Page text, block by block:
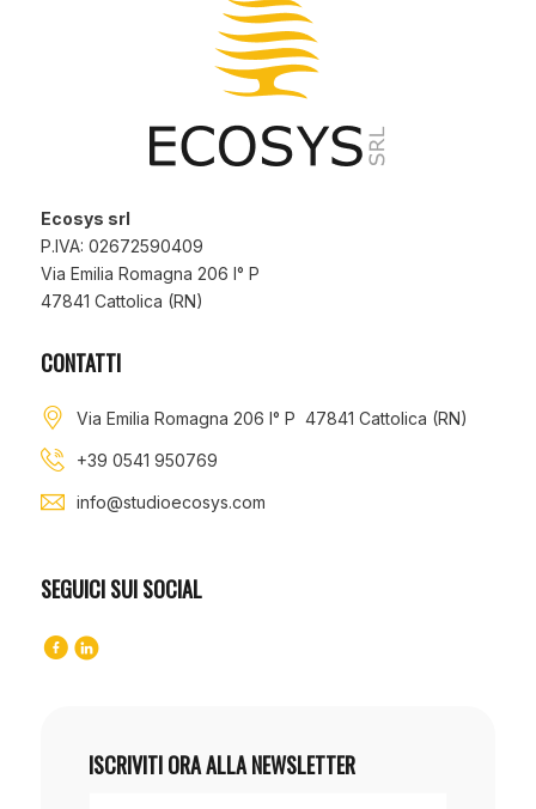
Ecosys srl
P.IVA: 02672590409
Via Emilia Romagna 206 I° P
47841 Cattolica (RN)
CONTATTI
Via Emilia Romagna 206 I° P 47841 Cattolica (RN)
+39 0541 950769
info@studioecosys.com
SEGUICI SUI SOCIAL
ISCRIVITI ORA ALLA NEWSLETTER